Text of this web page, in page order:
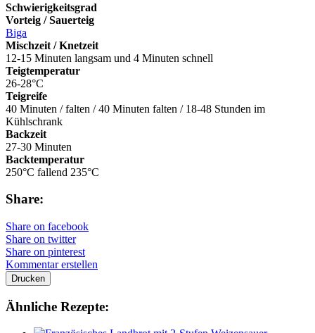
Schwierigkeitsgrad
Vorteig / Sauerteig
Biga
Mischzeit / Knetzeit
12-15 Minuten langsam und 4 Minuten schnell
Teigtemperatur
26-28°C
Teigreife
40 Minuten / falten / 40 Minuten falten / 18-48 Stunden im
Kühlschrank
Backzeit
27-30 Minuten
Backtemperatur
250°C fallend 235°C
Share:
Share on facebook
Share on twitter
Share on pinterest
Kommentar erstellen
Drucken
Ähnliche Rezepte: